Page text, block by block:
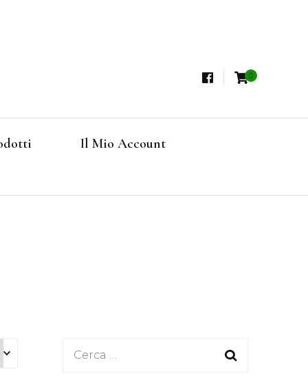
Tisane Terapeutiche Esclusive, Tè Pregiati
0
Il Mio Account
Ricerca